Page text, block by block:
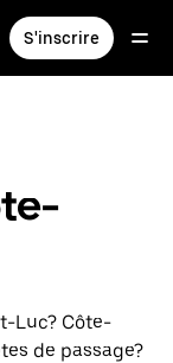
S'inscrire
Luc? Côte-
de passage?